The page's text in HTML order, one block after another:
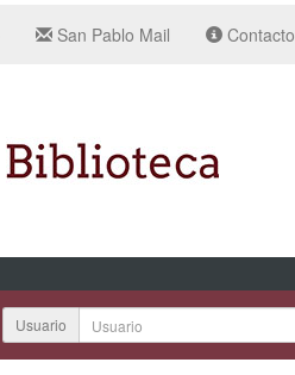
San Pablo Mail Contacto
Usuario